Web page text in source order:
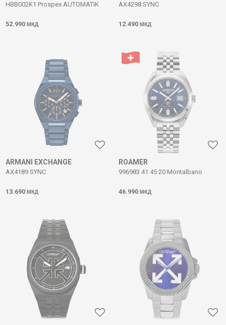
HBB002K1 Prospex AUTOMATIK
52.990 МКД
AX4298 SYNC
12.490 МКД
ARMANI EXCHANGE
AX4189 SYNC
13.690 МКД
ROAMER
996983 41 45 20 Montalbano
46.990 МКД